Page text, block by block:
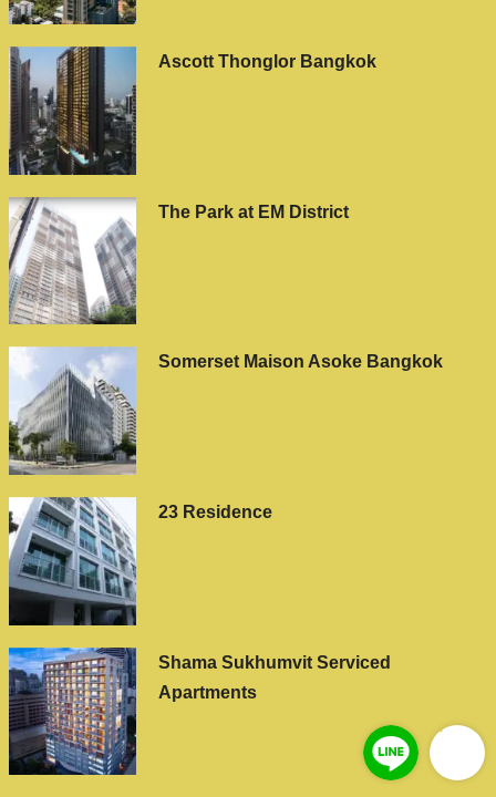
Ascott Thonglor Bangkok
The Park at EM District
Somerset Maison Asoke Bangkok
23 Residence
Shama Sukhumvit Serviced
Apartments